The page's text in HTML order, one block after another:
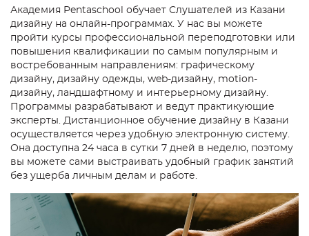
Академия Pentaschool обучает Слушателей из Казани
дизайну на онлайн-программах. У нас вы можете
пройти курсы профессиональной переподготовки или
повышения квалификации по самым популярным и
востребованным направлениям: графическому
дизайну, дизайну одежды, web-дизайну, motion-
дизайну, ландшафтному и интерьерному дизайну.
Программы разрабатывают и ведут практикующие
эксперты. Дистанционное обучение дизайну в Казани
осуществляется через удобную электронную систему.
Она доступна 24 часа в сутки 7 дней в неделю, поэтому
вы можете сами выстраивать удобный график занятий
без ущерба личным делам и работе.